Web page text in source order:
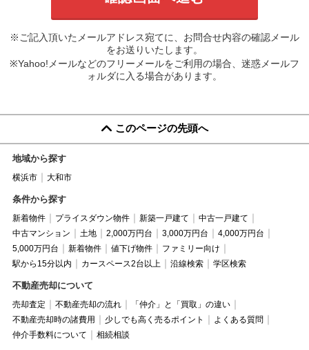
※ご記入頂いたメールアドレス宛てに、お問合せ内容の確認メール
をお送りいたします。
※Yahoo!メールなどのフリーメールをご利用の場合、迷惑メールフ
ォルダに入る場合があります。
このページの先頭へ
地域から探す
横浜市 大和市
条件から探す
新着物件 プライスダウン物件 新築一戸建て
中古一戸建て
中古マンション
土地 2,000万円台 3,000万円台
4,000万円台
5,000万円台
新着物件 値下げ物件
ファミリー向け
駅から15分以内
カースペース2台以上 沿線検索 学区検索
不動産売却について
売却査定 不動産売却の流れ
「仲介」と「買取」の違い
不動産売却時の諸費用
少しでも高く売るポイント
よくある質問
仲介手数料について
相続相談